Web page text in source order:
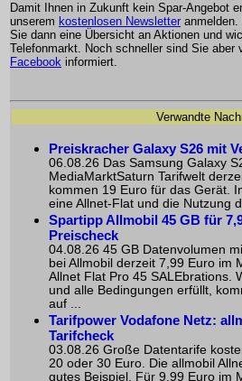
Damit Ihnen in Zukunft kein Spar-Angebot
unserem kostenlosen Newsletter
Sie dann eine Übersicht an Aktionen und
Telefonmarkt. Noch schneller sind Sie aber
Facebook informiert.
Verwandte
Preiskracher Galaxy S26 mit
06.08.26 Das Samsung Galaxy
MediaMarktSaturn Tarifwelt
kommen 19 Euro für das Gerät.
eine Allnet-Flat und die Nutzung
Spartipp Allmobil 45 GB für
Preischeck
04.08.26 45 GB Datenvolumen
bei Allmobil derzeit 7,99 Euro im
Allnet Flat Pro 45 SALEbrations.
und alle Bedingungen erfüllt,
auf ...
Tarifpower Vodafone Netz:
Tarifcheck
03.08.26 Große Datentarife
20 oder 30 Euro. Die allmobil
gutes Beispiel. Für 9,99 Euro im